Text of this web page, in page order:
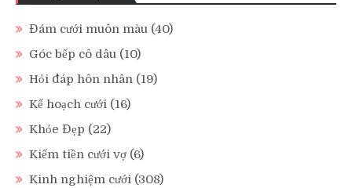
Đám cưới muôn màu (40)
Góc bếp cô dâu (10)
Hỏi đáp hôn nhân (19)
Kế hoạch cưới (16)
Khỏe Đẹp (22)
Kiếm tiền cưới vợ (6)
Kinh nghiệm cưới (308)